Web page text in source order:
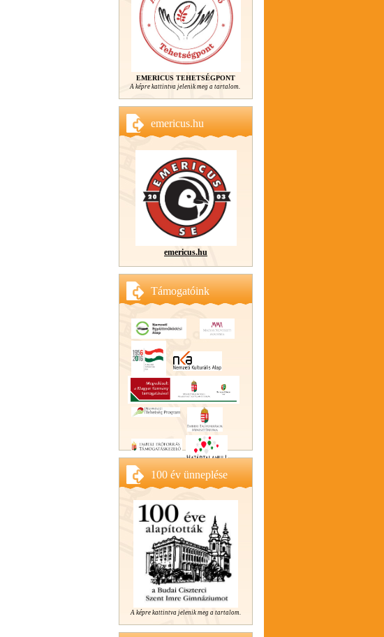
EMERICUS TEHETSÉGPONT
A képre kattintva jelenik meg a tartalom.
emericus.hu
emericus.hu
Támogatóink
100 év ünneplése
A képre kattintva jelenik meg a tartalom.